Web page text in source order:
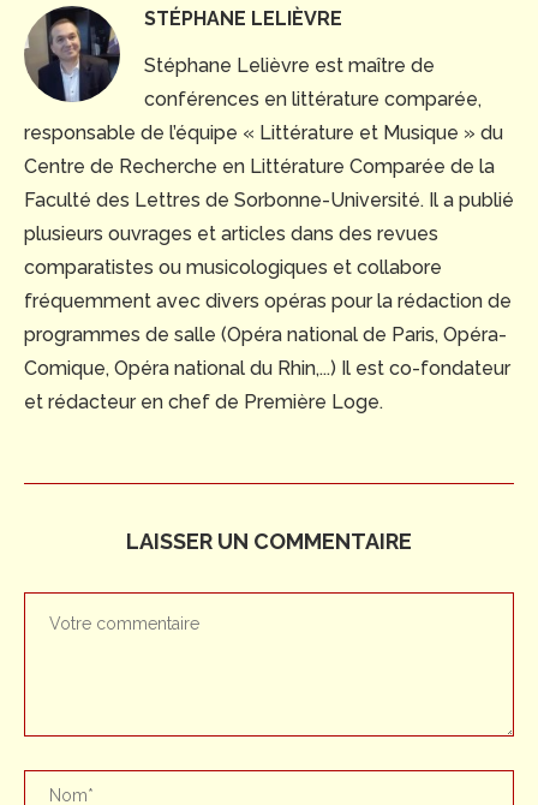
STÉPHANE LELIÈVRE
Stéphane Lelièvre est maître de
conférences en littérature comparée,
responsable de l’équipe « Littérature et Musique » du
Centre de Recherche en Littérature Comparée de la
Faculté des Lettres de Sorbonne-Université. Il a publié
plusieurs ouvrages et articles dans des revues
comparatistes ou musicologiques et collabore
fréquemment avec divers opéras pour la rédaction de
programmes de salle (Opéra national de Paris, Opéra-
Comique, Opéra national du Rhin,...) Il est co-fondateur
et rédacteur en chef de Première Loge.
LAISSER UN COMMENTAIRE